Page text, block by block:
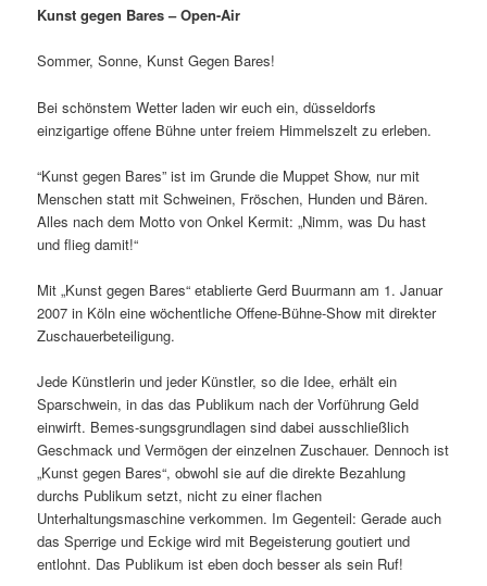
Kunst gegen Bares – Open-Air
Sommer, Sonne, Kunst Gegen Bares!
Bei schönstem Wetter laden wir euch ein, düsseldorfs
einzigartige offene Bühne unter freiem Himmelszelt zu erleben.
“Kunst gegen Bares” ist im Grunde die Muppet Show, nur mit
Menschen statt mit Schweinen, Fröschen, Hunden und Bären.
Alles nach dem Motto von Onkel Kermit: „Nimm, was Du hast
und flieg damit!“
Mit „Kunst gegen Bares“ etablierte Gerd Buurmann am 1. Januar
2007 in Köln eine wöchentliche Offene-Bühne-Show mit direkter
Zuschauerbeteiligung.
Jede Künstlerin und jeder Künstler, so die Idee, erhält ein
Sparschwein, in das das Publikum nach der Vorführung Geld
einwirft. Bemes-sungsgrundlagen sind dabei ausschließlich
Geschmack und Vermögen der einzelnen Zuschauer. Dennoch ist
„Kunst gegen Bares“, obwohl sie auf die direkte Bezahlung
durchs Publikum setzt, nicht zu einer flachen
Unterhaltungsmaschine verkommen. Im Gegenteil: Gerade auch
das Sperrige und Eckige wird mit Begeisterung goutiert und
entlohnt. Das Publikum ist eben doch besser als sein Ruf!